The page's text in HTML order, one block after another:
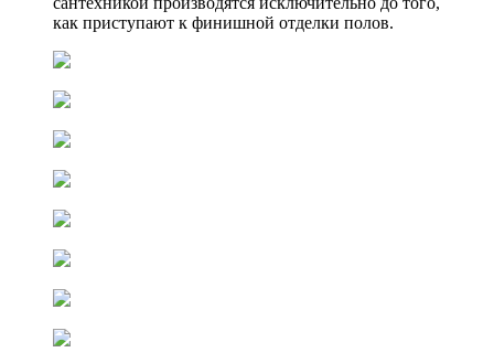
как приступают к финишной отделки полов.